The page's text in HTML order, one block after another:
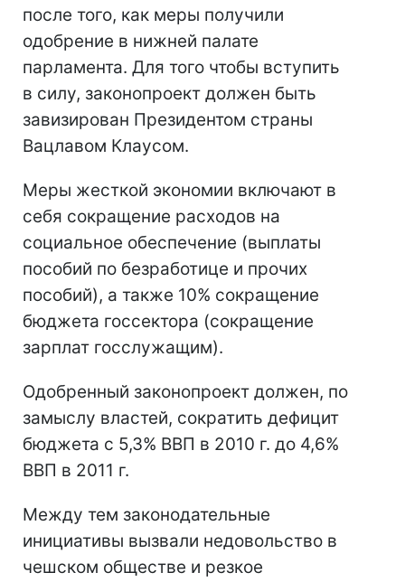
после того, как меры получили
одобрение в нижней палате
парламента. Для того чтобы вступить
в силу, законопроект должен быть
завизирован Президентом страны
Вацлавом Клаусом.
Меры жесткой экономии включают в
себя сокращение расходов на
социальное обеспечение (выплаты
пособий по безработице и прочих
пособий), а также 10% сокращение
бюджета госсектора (сокращение
зарплат госслужащим).
Одобренный законопроект должен, по
замыслу властей, сократить дефицит
бюджета с 5,3% ВВП в 2010 г. до 4,6%
ВВП в 2011 г.
Между тем законодательные
инициативы вызвали недовольство в
чешском обществе и резкое